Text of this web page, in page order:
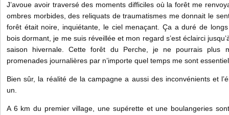
J’avoue avoir traversé des moments difficiles où la forêt me
ombres morbides, des reliquats de traumatismes me donnait le
forêt était noire, inquiétante, le ciel menaçant. Ça a duré de
bois dormant, je me suis réveillée et mon regard s’est éclairci
saison hivernale. Cette forêt du Perche, je ne pourrais plus
promenades journalières par n’importe quel temps me sont
Bien sûr, la réalité de la campagne a aussi des inconvénients et
un.
A 6 km du premier village, une supérette et une boulangeries